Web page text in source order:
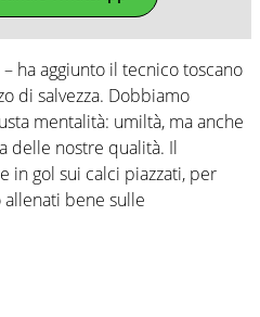
ha aggiunto il tecnico toscano
di salvezza. Dobbiamo
mentalità: umiltà, ma anche
delle nostre qualità. Il
in gol sui calci piazzati, per
bene sulle